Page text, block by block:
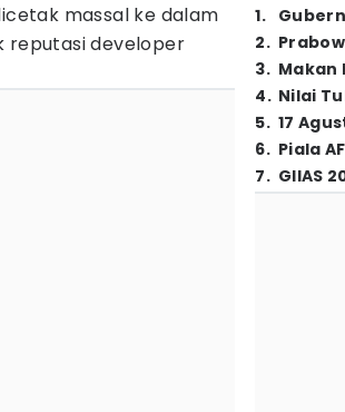
massal ke dalam
reputasi developer
1.
2.
3. Makan
4. Nilai
5. 17
6. Piala
7. GIIAS